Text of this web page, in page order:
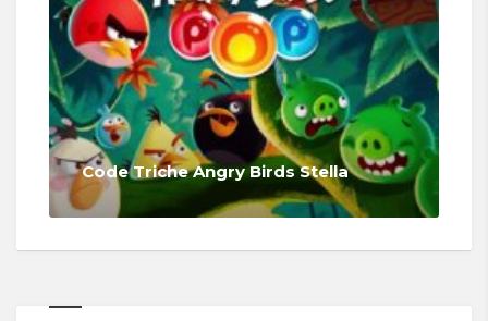
Code Triche Angry Birds Stella